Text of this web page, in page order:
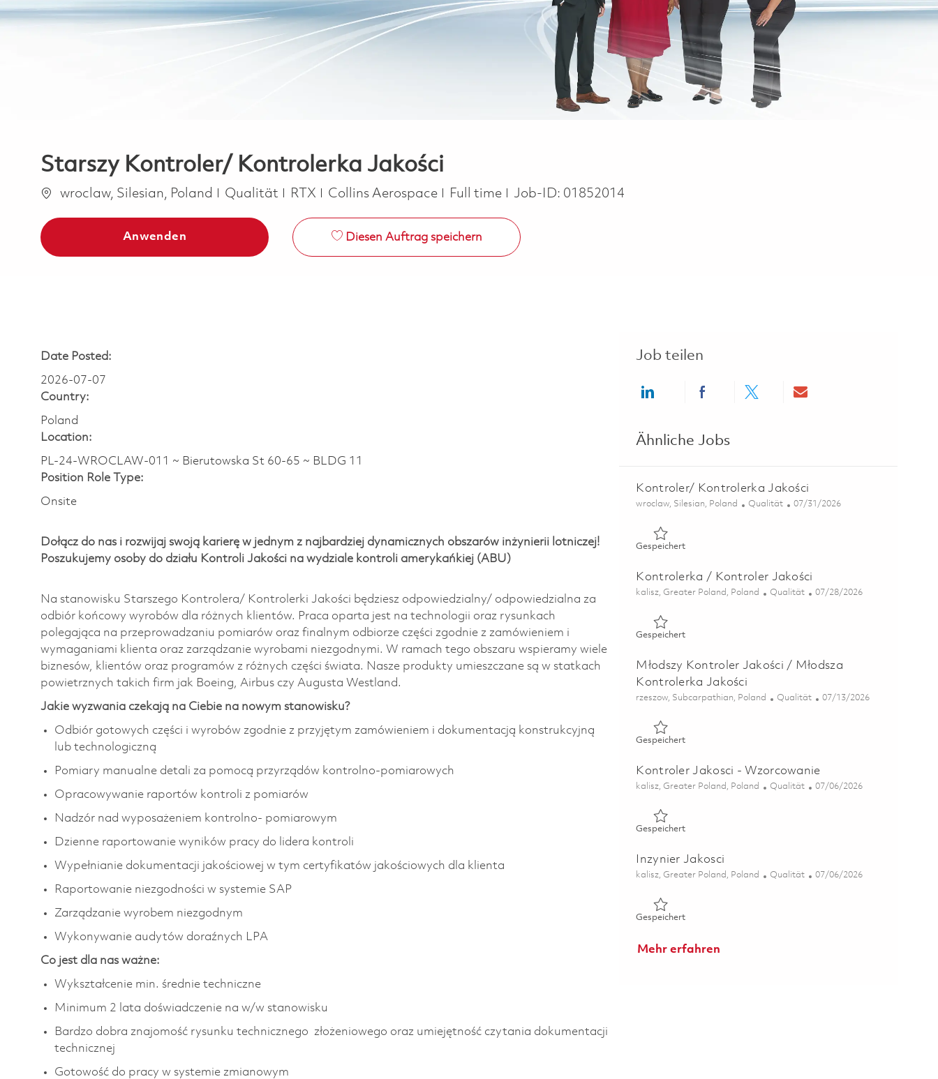
Starszy Kontroler/ Kontrolerka Jakości
Ortwroclaw, Silesian, Poland Kategorie
Qualität RTX Collins Aerospace Job Type
Full time Job-ID: 01852014
Anwenden Diesen Auftrag speichern
Date Posted:
2026-07-07
Country:
Poland
Location:
PL-24-WROCLAW-011 ~ Bierutowska St 60-65 ~ BLDG 11
Position Role Type:
Onsite
Dołącz do nas i rozwijaj swoją karierę w jednym z najbardziej dynamicznych obszarów inżynierii lotniczej!
Poszukujemy osoby do działu Kontroli Jakości na wydziale kontroli amerykańkiej (ABU)
Na stanowisku Starszego Kontrolera/ Kontrolerki Jakości będziesz odpowiedzialny/ odpowiedzialna za
odbiór końcowy wyrobów dla różnych klientów. Praca oparta jest na technologii oraz rysunkach
polegająca na przeprowadzaniu pomiarów oraz finalnym odbiorze części zgodnie z zamówieniem i
wymaganiami klienta oraz zarządzanie wyrobami niezgodnymi. W ramach tego obszaru wspieramy wiele
biznesów, klientów oraz programów z różnych części świata. Nasze produkty umieszczane są w statkach
powietrznych takich firm jak Boeing, Airbus czy Augusta Westland.
Jakie wyzwania czekają na Ciebie na nowym stanowisku?
Odbiór gotowych części i wyrobów zgodnie z przyjętym zamówieniem i dokumentacją konstrukcyjną
lub technologiczną
Pomiary manualne detali za pomocą przyrządów kontrolno-pomiarowych
Opracowywanie raportów kontroli z pomiarów
Nadzór nad wyposażeniem kontrolno- pomiarowym
Dzienne raportowanie wyników pracy do lidera kontroli
Wypełnianie dokumentacji jakościowej w tym certyfikatów jakościowych dla klienta
Raportowanie niezgodności w systemie SAP
Zarządzanie wyrobem niezgodnym
Wykonywanie audytów doraźnych LPA
Co jest dla nas ważne:
Wykształcenie min. średnie techniczne
Minimum 2 lata doświadczenie na w/w stanowisku
Bardzo dobra znajomość rysunku technicznego złożeniowego oraz umiejętność czytania dokumentacji
technicznej
Gotowość do pracy w systemie zmianowym
Job teilen
Share via LinkedInShare via Facebook
Share via twitterShare via email
Ähnliche Jobs
Kontroler/ Kontrolerka Jakości
Ort
wroclaw, Silesian, Poland Kategorie
Qualität Posted Date
07/31/2026
GespeichertGespeichert Kontroler/ Kontrolerka Jakości 01851308
Kontrolerka / Kontroler Jakości
Ort
kalisz, Greater Poland, Poland Kategorie
Qualität Posted Date
07/28/2026
GespeichertGespeichert Kontrolerka / Kontroler Jakości 01846336
Młodszy Kontroler Jakości / Młodsza
Kontrolerka Jakości
Ort
rzeszow, Subcarpathian, Poland Kategorie
Qualität Posted Date
07/13/2026
GespeichertGespeichert Młodszy Kontroler Jakości / Młodsza
Kontroler Jakosci - Wzorcowanie
Ort
kalisz, Greater Poland, Poland Kategorie
Qualität Posted Date
07/06/2026
GespeichertGespeichert Kontroler Jakosci - Wzorcowanie 01852016
Inzynier Jakosci
Ort
kalisz, Greater Poland, Poland Kategorie
Qualität Posted Date
07/06/2026
GespeichertGespeichert Inzynier Jakosci 01856881
Mehr erfahren